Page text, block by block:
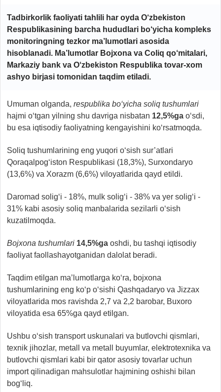
Tadbirkorlik faoliyati tahlili har oyda O‘zbekiston
Respublikasining barcha hududlari bo‘yicha kompleks
monitoringning tezkor ma’lumotlari asosida
hisoblanadi. Ma’lumotlar Bojxona va Coliq qo‘mitalari,
Markaziy bank va O‘zbekiston Respublika tovar-xom
ashyo birjasi tomonidan taqdim etiladi.
Umuman olganda, respublika bo‘yicha soliq tushumlari
hajmi o‘tgan yilning shu davriga nisbatan 12,5%ga o‘sdi,
bu esa iqtisodiy faoliyatning kengayishini ko‘rsatmoqda.
Soliq tushumlarining eng yuqori o‘sish sur’atlari
Qoraqalpog‘iston Respublikasi (18,3%), Surxondaryo
(13,6%) va Xorazm (6,6%) viloyatlarida qayd etildi.
Daromad solig‘i - 18%, mulk solig‘i - 38% va yer solig‘i -
31% kabi asosiy soliq manbalarida sezilarli o‘sish
kuzatilmoqda.
Bojxona tushumlari 14,5%ga oshdi, bu tashqi iqtisodiy
faoliyat faollashayotganidan dalolat beradi.
Taqdim etilgan ma’lumotlarga ko‘ra, bojxona
tushumlarining eng ko‘p o‘sishi Qashqadaryo va Jizzax
viloyatlarida mos ravishda 2,7 va 2,2 barobar, Buxoro
viloyatida esa 65%ga qayd etilgan.
Ushbu o‘sish transport uskunalari va butlovchi qismlari,
texnik jihozlar, metall va metall buyumlar, elektrotexnika va
butlovchi qismlari kabi bir qator asosiy tovarlar uchun
import qilinadigan mahsulotlar hajmining oshishi bilan
bog‘liq.